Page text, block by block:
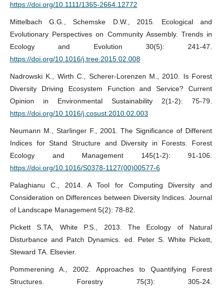
https://doi.org/10.1111/1365-2664.12772
Mittelbach G.G., Schemske D.W., 2015. Ecological and
Evolutionary Perspectives on Community Assembly. Trends in
Ecology and Evolution 30(5): 241-47.
https://doi.org/10.1016/j.tree.2015.02.008
Nadrowski K., Wirth C., Scherer-Lorenzen M., 2010. Is Forest
Diversity Driving Ecosystem Function and Service? Current
Opinion in Environmental Sustainability 2(1-2): 75-79.
https://doi.org/10.1016/j.cosust.2010.02.003
Neumann M., Starlinger F., 2001. The Significance of Different
Indices for Stand Structure and Diversity in Forests. Forest
Ecology and Management 145(1-2): 91-106.
https://doi.org/10.1016/S0378-1127(00)00577-6
Palaghianu C., 2014. A Tool for Computing Diversity and
Consideration on Differences between Diversity Indices. Journal
of Landscape Management 5(2): 78-82.
Pickett S.TA, White P.S., 2013. The Ecology of Natural
Disturbance and Patch Dynamics. ed. Peter S. White Pickett,
Steward TA. Elsevier.
Pommerening A., 2002. Approaches to Quantifying Forest
Structures. Forestry 75(3): 305-24.